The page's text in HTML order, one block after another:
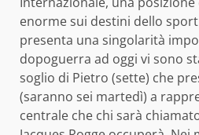
enorme sui destini dello
presenta una singolarità
dopoguerra ad oggi vi sono
soglio di Pietro (sette) che
(saranno sei martedì) a
centrale che chi sarà